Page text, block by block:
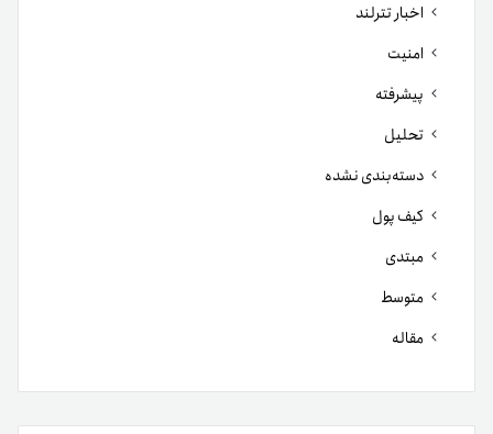
اخبار تترلند
امنیت
پیشرفته
تحلیل
دسته‌بندی نشده
کیف پول
مبتدی
متوسط
مقاله